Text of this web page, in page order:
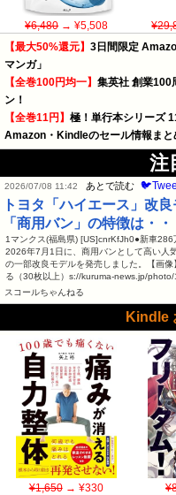
¥6,480→ ¥5,508
【最大50%還元】 3日間限定
マンガ」
【全巻100円均一】 集英社 創業100
ン！
【全巻11円】 極！単行本シリーズ
Amazon・Kindleのセール情報まと
注
2026/07/08 11:42 あとで読む
トヨタ「ハイエース」改
「商用バン」の特徴は・・
1マンクス(福島県) [US]cnrKfJh0●新車
2026年7月1日に、商用バンとして高い人
の一部改良モデルを発売しました。【画
る（30枚以上）s://kuruma-news.jp/
スコールちゃんねる
Kindle
¥1,650→ ¥330